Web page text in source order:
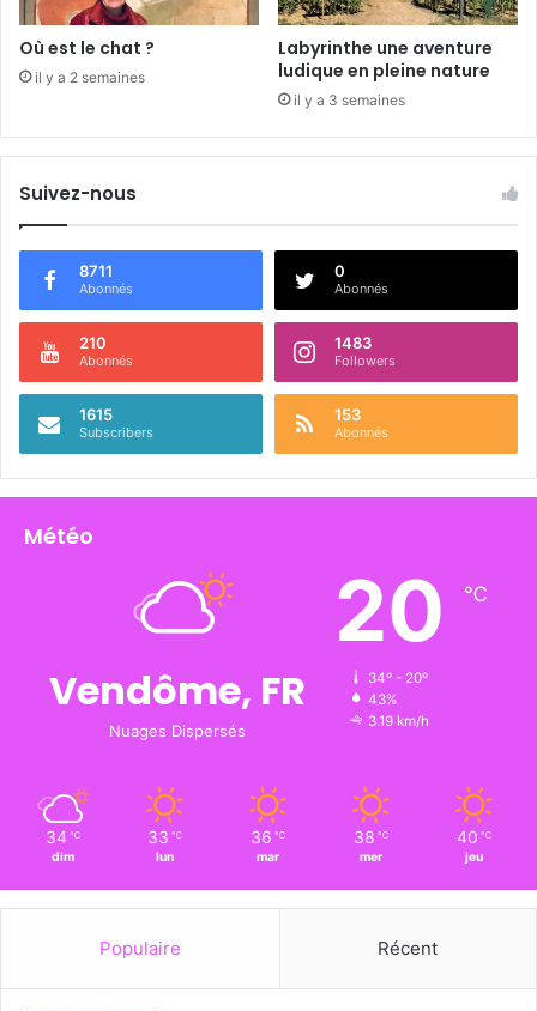
p
n
s
f
t
Où est le chat ?
il y a 2 semaines
Labyrinthe une aventure
ludique en pleine nature
il y a 3 semaines
Suivez-nous
8711
Abonnés
0
Abonnés
210
Abonnés
1483
Followers
1615
Subscribers
153
Abonnés
Météo
Vendôme, FR
Nuages Dispersés
20 ℃
34º - 20º
43%
3.19 km/h
34 ℃
dim
33 ℃
lun
36 ℃
mar
38 ℃
mer
40 ℃
jeu
Populaire Récent